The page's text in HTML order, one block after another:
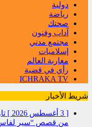
دولية
رياضة
صحتك
آداب وفنون
مجتمع مدني
إسلاميات
مغاربة العالم
رأي في قضية
ICHRAKA TV
شريط الأخبار
[ 3 أغسطس 2026 ]
من قصص “سير